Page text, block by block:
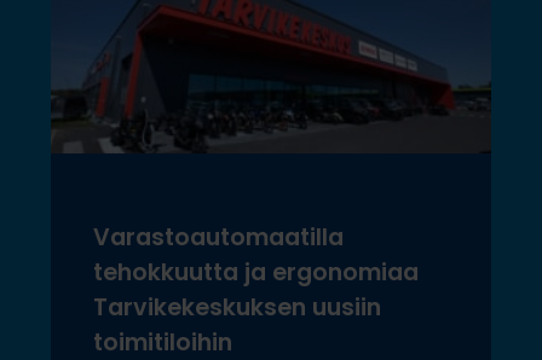
Varastoautomaatilla
tehokkuutta ja ergonomiaa
Tarvikekeskuksen uusiin
toimitiloihin